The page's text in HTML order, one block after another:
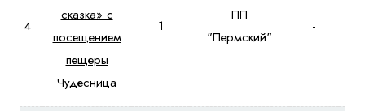
4
сказка» с
посещением
пещеры
Чудесница
1
ПП
"Пермский"
-